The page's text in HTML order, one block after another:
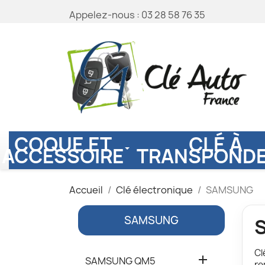
Appelez-nous : 03 28 58 76 35
COQUE ET
ACCESSOIRE CLÉ À
Accueil Clé électronique SAMSUNG
SAMSUNG
SAMSUNG QM5 